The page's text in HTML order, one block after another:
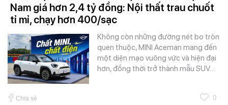
Nam giá hơn 2,4 tỷ đồng: Nội thất trau chuốt
tỉ mỉ, chạy hơn 400/sạc
Không còn những đường nét bo tròn
quen thuộc, MINI Aceman mang đến
một diện mạo vuông vức và hiện đại
hơn, đồng thời trở thành mẫu SUV…
Chia sẻ 0